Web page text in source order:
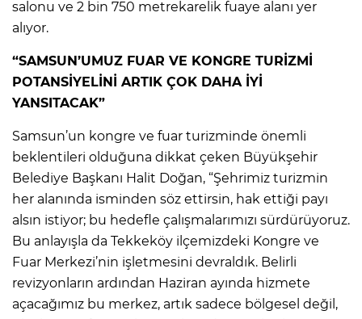
salonu ve 2 bin 750 metrekarelik fuaye alanı yer
alıyor.
“SAMSUN’UMUZ FUAR VE KONGRE TURİZMİ
POTANSİYELİNİ ARTIK ÇOK DAHA İYİ
YANSITACAK”
Samsun’un kongre ve fuar turizminde önemli
beklentileri olduğuna dikkat çeken Büyükşehir
Belediye Başkanı Halit Doğan, “Şehrimiz turizmin
her alanında isminden söz ettirsin, hak ettiği payı
alsın istiyor; bu hedefle çalışmalarımızı sürdürüyoruz.
Bu anlayışla da Tekkeköy ilçemizdeki Kongre ve
Fuar Merkezi’nin işletmesini devraldık. Belirli
revizyonların ardından Haziran ayında hizmete
açacağımız bu merkez, artık sadece bölgesel değil,